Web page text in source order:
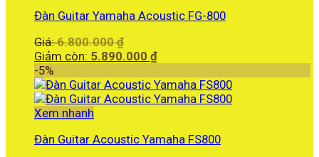
Đàn Guitar Yamaha Acoustic FG-800
Giá:6.800.000₫
gốc
6.800.000 ₫.
Giảm còn: 5.890.000 ₫Giá
tại
là:
-5%
Xem nhanh
Đàn Guitar Acoustic Yamaha FS800